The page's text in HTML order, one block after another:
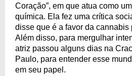
Coração”, em que atua como
química. Ela fez uma crítica
disse que é a favor da cannabis
Além disso, para mergulhar
atriz passou alguns dias na
Paulo, para entender esse
em seu papel.